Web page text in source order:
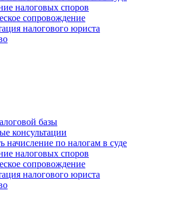
налоговых споров
сопровождение
налогового юриста
базы
консультации
начисление по налогам в суде
налоговых споров
сопровождение
налогового юриста